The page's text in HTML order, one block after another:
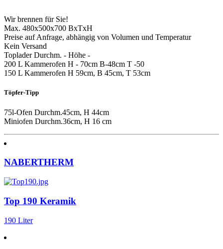
Wir brennen für Sie!
Max. 480x500x700 BxTxH
Preise auf Anfrage, abhängig von Volumen und Temperatur
Kein Versand
Toplader Durchm. - Höhe -
200 L Kammerofen H - 70cm B-48cm T -50
150 L Kammerofen H 59cm, B 45cm, T 53cm
Töpfer-Tipp
75l-Ofen Durchm.45cm, H 44cm
Miniofen Durchm.36cm, H 16 cm
NABERTHERM
Top 190 Keramik
190 Liter